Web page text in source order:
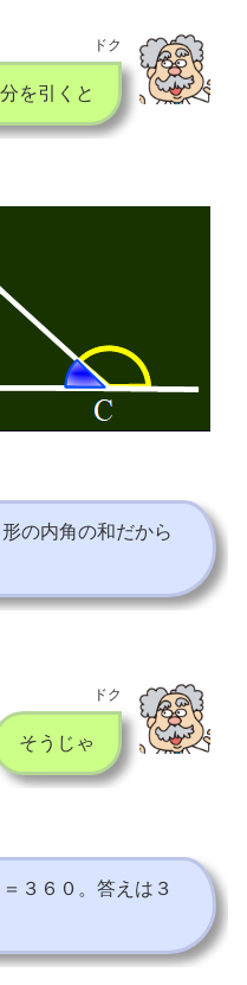
ドク
を引くと
の内角の和だから
ドク
そうじゃ
３６０。答えは３